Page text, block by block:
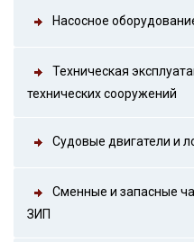
Насосное
Техническая
технических сооружений
Судовые двигатели и
Сменные и запасные
ЗИП